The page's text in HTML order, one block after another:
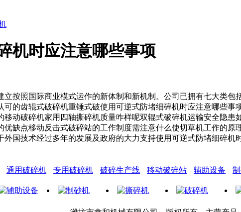
机时应注意哪些事项
照国际商业模式运作的新体制和新机制。公司已拥有七大类包
的齿辊式破碎机重锤式破使用可逆式防堵细碎机时应注意哪些
动破碎机家用四轴撕碎机质量咋样呢双辊式破碎机运输安全隐
缺点移动反击式破碎站的工作制度需注意什么使切草机工作的
国技术经过多年的发展及政府的大力支持使用可逆式防堵细碎机
通用破碎机 专用破碎机 破碎生产线 移动破碎站 辅助设备